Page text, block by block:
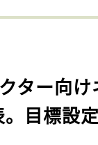
ター向
。目標設